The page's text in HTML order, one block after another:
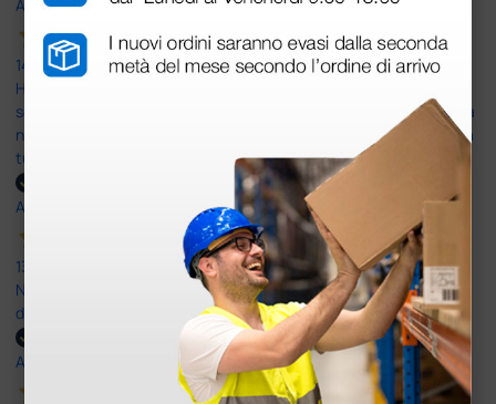
Acquirente verificato
14 Luglio 2026
Ho acquistato un ecografo da Doctor Shop e sono rimasto molto
soddisfatto dell'esperienza. Apparecchiatura di qualità, consegna
nei tempi previsti e un servizio clienti disponibile che ha risposto a
tutti i miei dubbi prima dell'acquisto. Consigliato
Acquirente verificato
13 Luglio 2026
Nulla da eccepire. Tutto estremamente chiaro e corretto,
dall’ordine alla consegna.
Acquirente verificato